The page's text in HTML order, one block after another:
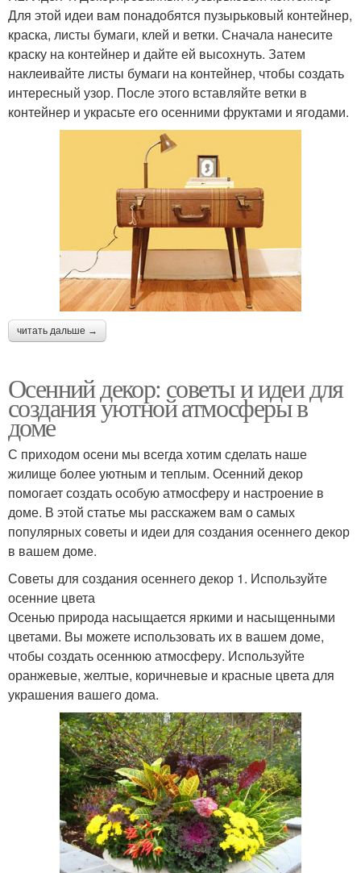
Для этой идеи вам понадобятся пузырьковый контейнер,
краска, листы бумаги, клей и ветки. Сначала нанесите
краску на контейнер и дайте ей высохнуть. Затем
наклеивайте листы бумаги на контейнер, чтобы создать
интересный узор. После этого вставляйте ветки в
контейнер и украсьте его осенними фруктами и ягодами.
читать дальше →
Осенний декор: советы и идеи для
создания уютной атмосферы в
доме
С приходом осени мы всегда хотим сделать наше
жилище более уютным и теплым. Осенний декор
помогает создать особую атмосферу и настроение в
доме. В этой статье мы расскажем вам о самых
популярных советы и идеи для создания осеннего декор
в вашем доме.
Советы для создания осеннего декор 1. Используйте
осенние цвета
Осенью природа насыщается яркими и насыщенными
цветами. Вы можете использовать их в вашем доме,
чтобы создать осеннюю атмосферу. Используйте
оранжевые, желтые, коричневые и красные цвета для
украшения вашего дома.